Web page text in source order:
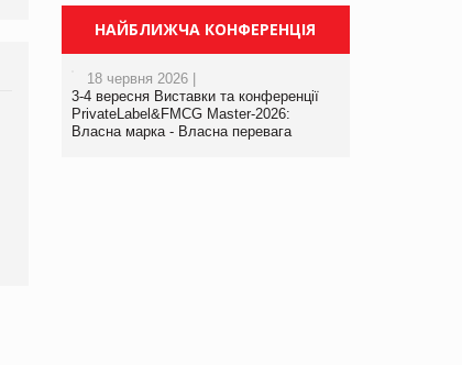
Брагина Людмила
НАЙБЛИЖЧА КОНФЕРЕНЦІЯ
18 червня 2026 |
3-4 вересня Виставки та конференції
PrivateLabel&FMCG Master-2026:
Власна марка - Власна перевага